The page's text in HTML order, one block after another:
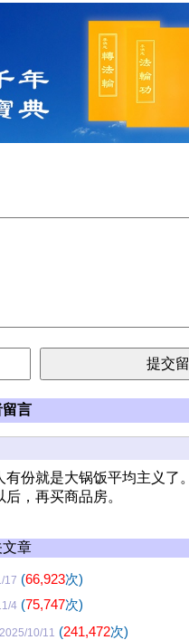
言
份就是大锅饭平均主义了
，再买商品房。
章
17 (66,923次)
4 (75,747次)
2025/10/11 (241,472次)